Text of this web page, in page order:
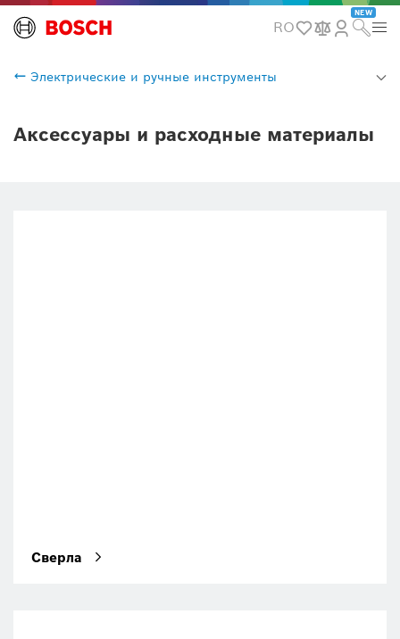
RO
NEW
Электрические и ручные инструменты
Аксессуары и расходные материалы
Сверла